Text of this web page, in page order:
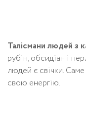
Талісмани людей з
рубін, обсидіан і
людей є свічки.
свою енергію.